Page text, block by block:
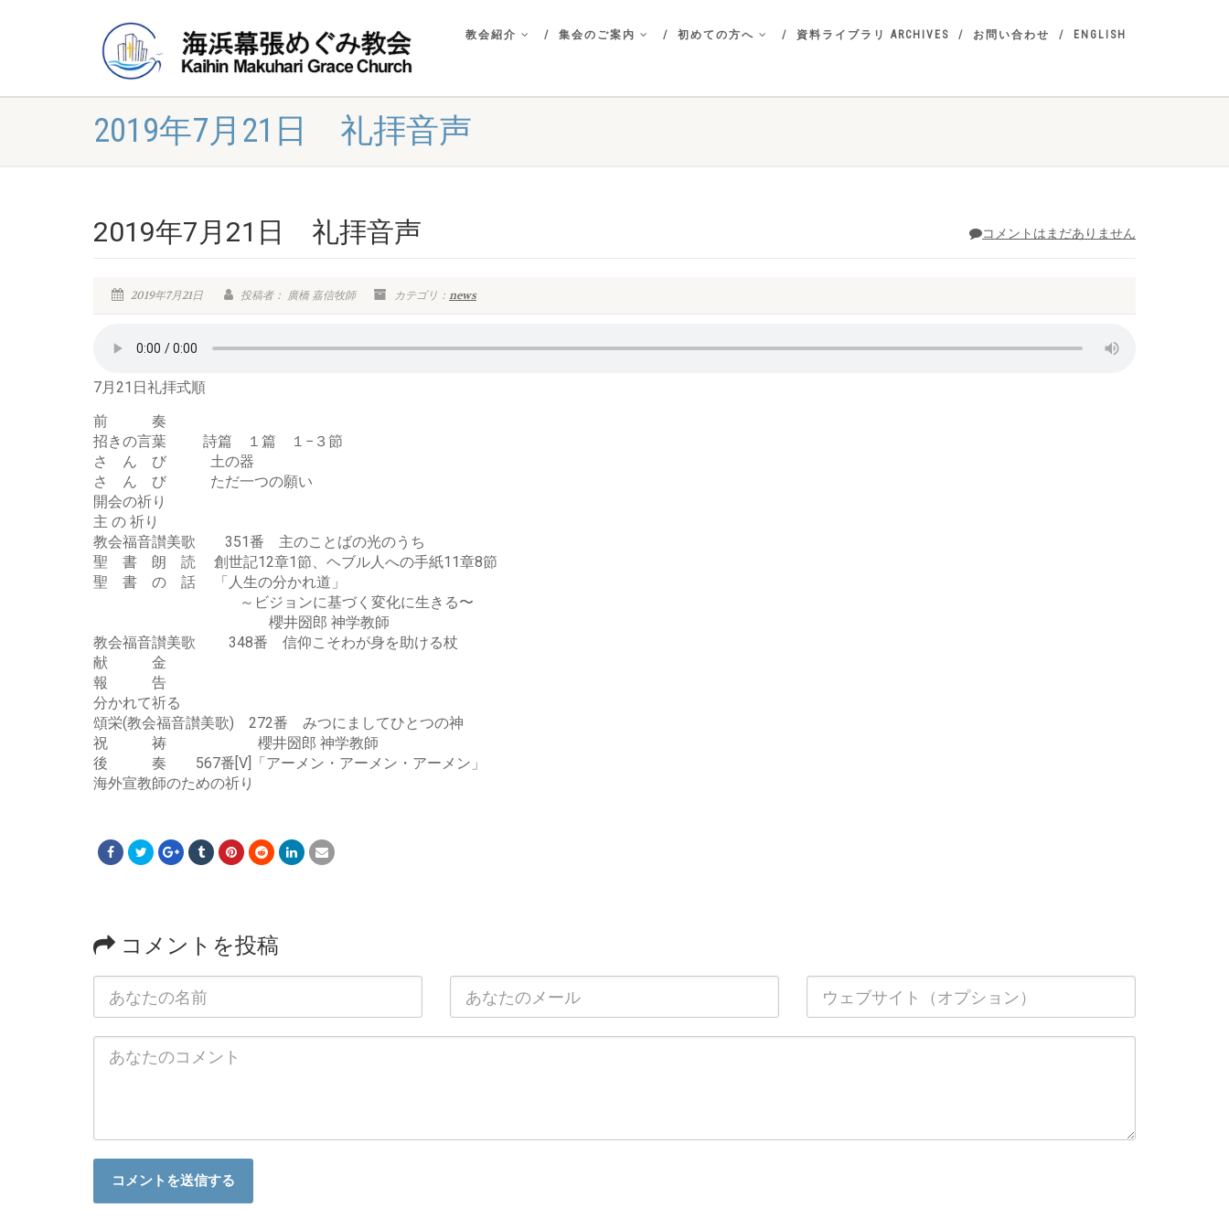
教会紹介 集会のご案内 初めての方へ 資料ライブラリ ARCHIVES お問い合わせ ENGLISH
2019年7月21日 礼拝音声
コメントはまだありません
2019年7月21日 礼拝音声
2019年7月21日 投稿者： 廣橋 嘉信牧師 カテゴリ： news
7月21日礼拝式順
前 奏
招きの言葉 詩篇 １篇 １−３節
さ ん び 土の器
さ ん び ただ一つの願い
開会の祈り
主 の 祈り
教会福音讃美歌 351番 主のことばの光のうち
聖 書 朗 読 創世記12章1節、ヘブル人への手紙11章8節
聖 書 の 話 「人生の分かれ道」
～ビジョンに基づく変化に生きる〜
櫻井圀郎 神学教師
教会福音讃美歌 348番 信仰こそわが身を助ける杖
献 金
報 告
分かれて祈る
頌栄(教会福音讃美歌) 272番 みつにましてひとつの神
祝 祷 櫻井圀郎 神学教師
後 奏 567番[V]「アーメン・アーメン・アーメン」
海外宣教師のための祈り
コメントを投稿